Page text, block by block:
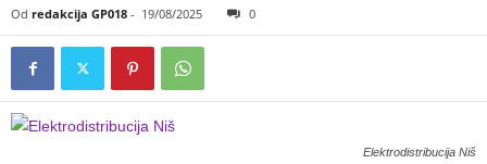
Od redakcija GP018 - 19/08/2025 0
Elektrodistribucija Niš